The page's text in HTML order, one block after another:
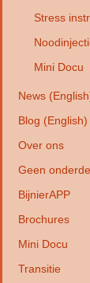
Stress
Mini Docu
News
Blog (English)
Over ons
Geen
BijnierAPP
Brochures
Mini Docu
Transitie